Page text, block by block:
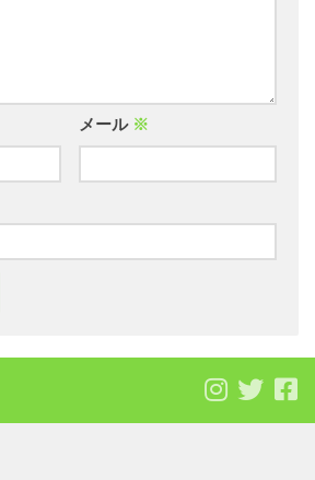
メール ※